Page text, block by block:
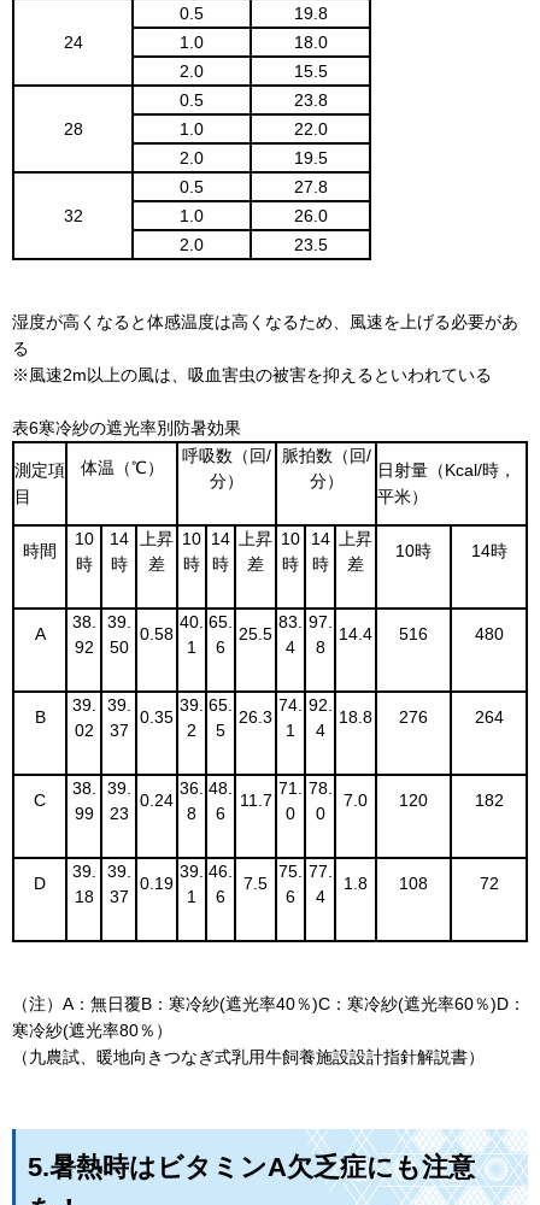
24
0.5
19.8
1.0
18.0
2.0
15.5
28
0.5
23.8
1.0
22.0
2.0
19.5
32
0.5
27.8
1.0
26.0
2.0
23.5
湿度が高くなると体感温度は高くなるため、風速を上げる必要があ
る
※風速2m以上の風は、吸血害虫の被害を抑えるといわれている
表6寒冷紗の遮光率別防暑効果
測定項
目
体温（℃）
呼吸数（回/
分）
脈拍数（回/
分）
日射量（Kcal/時，
平米）
時間
10
時
14
時
上昇
差
10
時
14
時
上昇
差
10
時
14
時
上昇
差
10時 14時
A
38.
92
39.
50
0.58
40.
1
65.
6
25.5
83.
4
97.
8
14.4 516 480
B
39.
02
39.
37
0.35
39.
2
65.
5
26.3
74.
1
92.
4
18.8 276 264
C
38.
99
39.
23
0.24
36.
8
48.
6
11.7
71.
0
78.
0
7.0 120 182
D
39.
18
39.
37
0.19
39.
1
46.
6
7.5
75.
6
77.
4
1.8 108 72
（注）A：無日覆B：寒冷紗(遮光率40％)C：寒冷紗(遮光率60％)D：
寒冷紗(遮光率80％）
（九農試、暖地向きつなぎ式乳用牛飼養施設設計指針解説書）
5.暑熱時はビタミンA欠乏症にも注意